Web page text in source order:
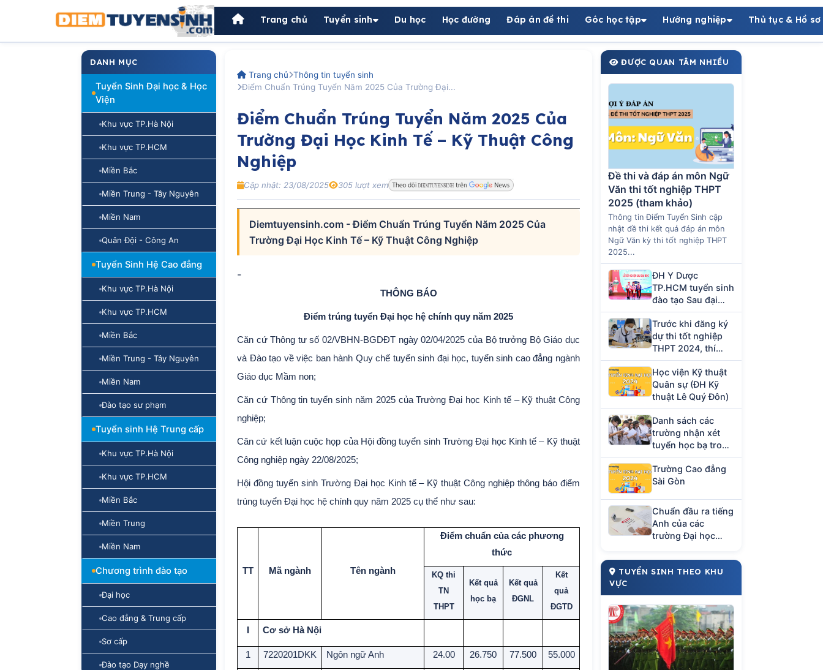
Trang chủ Tuyển sinh Du học Học đường Đáp án đề thi Góc học tập Hướng nghiệp Thủ tục & Hồ
DANH MỤC
Tuyển Sinh Đại học & Học
Viện
Khu vực TP.Hà Nội
Khu vực TP.HCM
Miền Bắc
Miền Trung - Tây Nguyên
Miền Nam
Quân Đội - Công An
Tuyển Sinh Hệ Cao đẳng
Khu vực TP.Hà Nội
Khu vực TP.HCM
Miền Bắc
Miền Trung - Tây Nguyên
Miền Nam
Đào tạo sư phạm
Tuyển sinh Hệ Trung cấp
Khu vực TP.Hà Nội
Khu vực TP.HCM
Miền Bắc
Miền Trung
Miền Nam
Chương trình đào tạo
Đại học
Cao đẳng & Trung cấp
Sơ cấp
Đào tạo Dạy nghề
Trang chủ Thông tin tuyển sinh
Điểm Chuẩn Trúng Tuyển Năm 2025 Của Trường Đại...
Điểm Chuẩn Trúng Tuyển Năm 2025 Của
Trường Đại Học Kinh Tế – Kỹ Thuật Công
Nghiệp
Cập nhật: 23/08/2025 305 lượt xem
Diemtuyensinh.com - Điểm Chuẩn Trúng Tuyển Năm 2025 Của
Trường Đại Học Kinh Tế – Kỹ Thuật Công Nghiệp
-
THÔNG BÁO
Điểm trúng tuyển Đại học hệ chính quy năm 2025
Căn cứ Thông tư số 02/VBHN-BGDĐT ngày 02/04/2025 của Bộ trưởng Bộ Giáo dục
và Đào tạo về việc ban hành Quy chế tuyển sinh đại học, tuyển sinh cao đẳng ngành
Giáo dục Mầm non;
Căn cứ Thông tin tuyển sinh năm 2025 của Trường Đại học Kinh tế – Kỹ thuật Công
nghiệp;
Căn cứ kết luận cuộc họp của Hội đồng tuyển sinh Trường Đại học Kinh tế – Kỹ thuật
Công nghiệp ngày 22/08/2025;
Hội đồng tuyển sinh Trường Đại học Kinh tế – Kỹ thuật Công nghiệp thông báo điểm
trúng tuyển Đại học hệ chính quy năm 2025 cụ thể như sau:
TT Mã ngành Tên ngành
Điểm chuẩn của các phương
thức
KQ thi
TN
THPT
Kết quả
học bạ
Kết quả
ĐGNL
Kết
quả
ĐGTD
Cơ sở Hà Nội
1 7220201DKK Ngôn ngữ Anh 24.00 26.750 77.500 55.000
ĐƯỢC QUAN TÂM NHIỀU
Đề thi và đáp án môn Ngữ
Văn thi tốt nghiệp THPT
2025 (tham khảo)
Thông tin Điểm Tuyển Sinh cập
nhật đề thi kết quả đáp án môn
Ngữ Văn kỳ thi tốt nghiệp THPT
2025...
ĐH Y Dược
TP.HCM tuyển sinh
đào tạo Sau đại
học năm 2023
Trước khi đăng ký
dự thi tốt nghiệp
THPT 2024, thí
sinh cần chuẩn bị
giấy tờ gì?
Học viện Kỹ thuật
Quân sự (ĐH Kỹ
thuật Lê Quý Đôn)
Danh sách các
trường nhận xét
tuyển học bạ trong
tháng 4/2024
Trường Cao đẳng
Sài Gòn
Chuẩn đầu ra tiếng
Anh của các
trường Đại học
TUYỂN SINH THEO KHU
VỰC